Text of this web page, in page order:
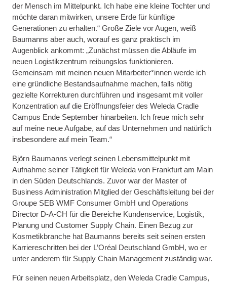
der Mensch im Mittelpunkt. Ich habe eine kleine Tochter und
möchte daran mitwirken, unsere Erde für künftige
Generationen zu erhalten.“ Große Ziele vor Augen, weiß
Baumanns aber auch, worauf es ganz praktisch im
Augenblick ankommt: „Zunächst müssen die Abläufe im
neuen Logistikzentrum reibungslos funktionieren.
Gemeinsam mit meinen neuen Mitarbeiter*innen werde ich
eine gründliche Bestandsaufnahme machen, falls nötig
gezielte Korrekturen durchführen und insgesamt mit voller
Konzentration auf die Eröffnungsfeier des Weleda Cradle
Campus Ende September hinarbeiten. Ich freue mich sehr
auf meine neue Aufgabe, auf das Unternehmen und natürlich
insbesondere auf mein Team.“
Björn Baumanns verlegt seinen Lebensmittelpunkt mit
Aufnahme seiner Tätigkeit für Weleda von Frankfurt am Main
in den Süden Deutschlands. Zuvor war der Master of
Business Administration Mitglied der Geschäftsleitung bei der
Groupe SEB WMF Consumer GmbH und Operations
Director D-A-CH für die Bereiche Kundenservice, Logistik,
Planung und Customer Supply Chain. Einen Bezug zur
Kosmetikbranche hat Baumanns bereits seit seinen ersten
Karriereschritten bei der L’Oréal Deutschland GmbH, wo er
unter anderem für Supply Chain Management zuständig war.
Für seinen neuen Arbeitsplatz, den Weleda Cradle Campus,